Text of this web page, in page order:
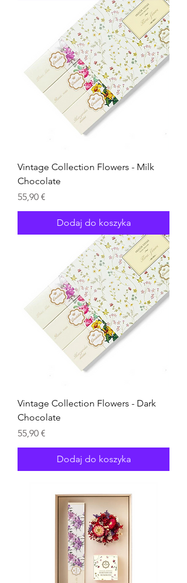
Vintage Collection Flowers - Milk
Chocolate
Cena
55,90 €
Dodaj do koszyka
Vintage Collection Flowers - Dark
Chocolate
Cena
55,90 €
Dodaj do koszyka